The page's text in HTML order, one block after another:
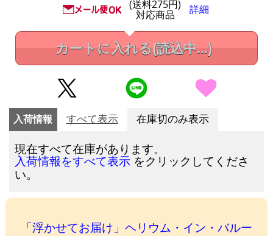
(送料275円)
対応商品 詳細
カートに入れる(読込中...)
入荷情報 すべて表示 在庫切のみ表示
現在すべて在庫があります。
入荷情報をすべて表示 をクリックしてくださ
い。
「浮かせてお届け」ヘリウム・イン・バルー